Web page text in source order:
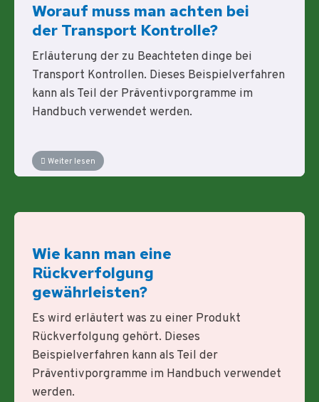
Worauf muss man achten bei
der Transport Kontrolle?
Erläuterung der zu Beachteten dinge bei
Transport Kontrollen. Dieses Beispielverfahren
kann als Teil der Präventivporgramme im
Handbuch verwendet werden.
Weiter lesen
Wie kann man eine
Rückverfolgung
gewährleisten?
Es wird erläutert was zu einer Produkt
Rückverfolgung gehört. Dieses
Beispielverfahren kann als Teil der
Präventivporgramme im Handbuch verwendet
werden.